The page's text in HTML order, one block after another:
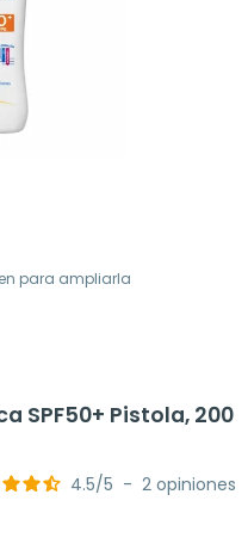
para ampliarla
SPF50+ Pistola, 200
4.5/5 - 2 opiniones